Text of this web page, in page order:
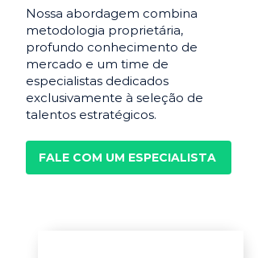
Nossa abordagem combina
metodologia proprietária,
profundo conhecimento de
mercado e um time de
especialistas dedicados
exclusivamente à seleção de
talentos estratégicos.
FALE COM UM ESPECIALISTA